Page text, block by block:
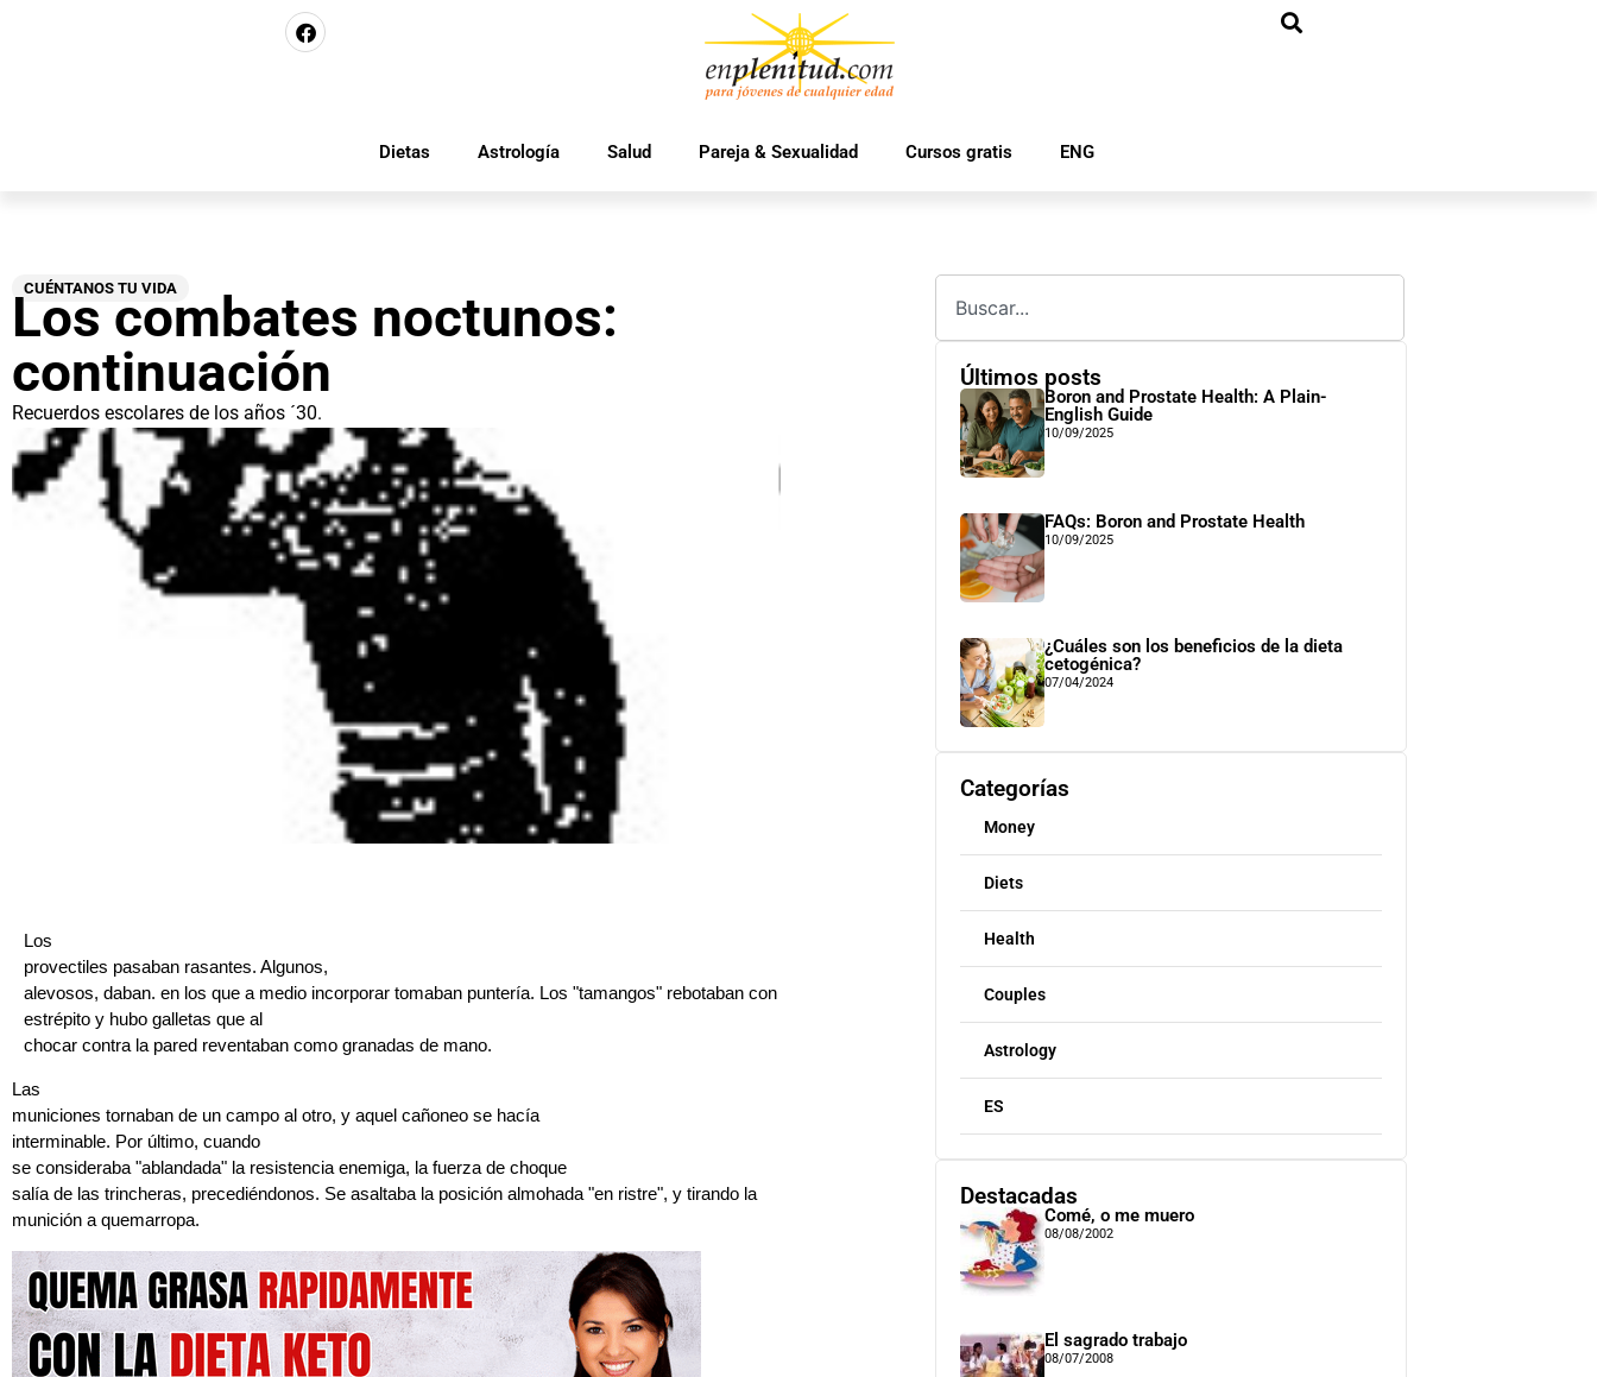
Dietas Astrología Salud Pareja & Sexualidad Cursos gratis ENG
CUÉNTANOS TU VIDA
Los combates noctunos:
continuación
Recuerdos escolares de los años ´30.
Los
provectiles pasaban rasantes. Algunos,
alevosos, daban. en los que a medio incorporar tomaban puntería. Los "tamangos" rebotaban con
estrépito y hubo galletas que al
chocar contra la pared reventaban como granadas de mano.
Las
municiones tornaban de un campo al otro, y aquel cañoneo se hacía
interminable. Por último, cuando
se consideraba "ablandada" la resistencia enemiga, la fuerza de choque
salía de las trincheras, precediéndonos. Se asaltaba la posición almohada "en ristre", y tirando la
munición a quemarropa.
Últimos posts
Boron and Prostate Health: A Plain-
English Guide
10/09/2025
FAQs: Boron and Prostate Health
10/09/2025
¿Cuáles son los beneficios de la dieta
cetogénica?
07/04/2024
Categorías
Money
Diets
Health
Couples
Astrology
ES
Destacadas
Comé, o me muero
08/08/2002
El sagrado trabajo
08/07/2008